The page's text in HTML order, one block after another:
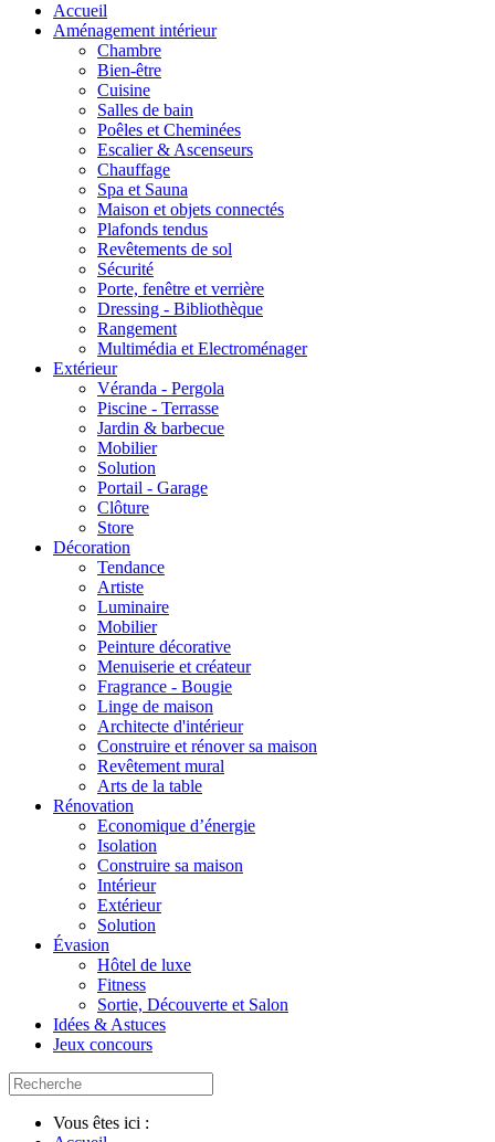
Accueil
Aménagement intérieur
Chambre
Bien-être
Cuisine
Salles de bain
Poêles et Cheminées
Escalier & Ascenseurs
Chauffage
Spa et Sauna
Maison et objets connectés
Plafonds tendus
Revêtements de sol
Sécurité
Porte, fenêtre et verrière
Dressing - Bibliothèque
Rangement
Multimédia et Electroménager
Extérieur
Véranda - Pergola
Piscine - Terrasse
Jardin & barbecue
Mobilier
Solution
Portail - Garage
Clôture
Store
Décoration
Tendance
Artiste
Luminaire
Mobilier
Peinture décorative
Menuiserie et créateur
Fragrance - Bougie
Linge de maison
Architecte d'intérieur
Construire et rénover sa maison
Revêtement mural
Arts de la table
Rénovation
Economique d’énergie
Isolation
Construire sa maison
Intérieur
Extérieur
Solution
Évasion
Hôtel de luxe
Fitness
Sortie, Découverte et Salon
Idées & Astuces
Jeux concours
Vous êtes ici :